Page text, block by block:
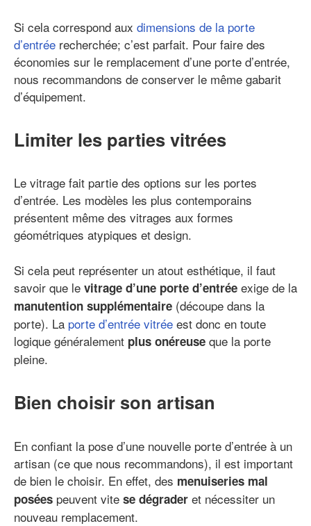
Si cela correspond aux dimensions de la porte
d’entrée recherchée; c’est parfait. Pour faire des
économies sur le remplacement d’une porte d’entrée,
nous recommandons de conserver le même gabarit
d’équipement.
Limiter les parties vitrées
Le vitrage fait partie des options sur les portes
d’entrée. Les modèles les plus contemporains
présentent même des vitrages aux formes
géométriques atypiques et design.
Si cela peut représenter un atout esthétique, il faut
savoir que le vitrage d’une porte d’entrée exige de la
manutention supplémentaire (découpe dans la
porte). La porte d’entrée vitrée est donc en toute
logique généralement plus onéreuse que la porte
pleine.
Bien choisir son artisan
En confiant la pose d’une nouvelle porte d’entrée à un
artisan (ce que nous recommandons), il est important
de bien le choisir. En effet, des menuiseries mal
posées peuvent vite se dégrader et nécessiter un
nouveau remplacement.